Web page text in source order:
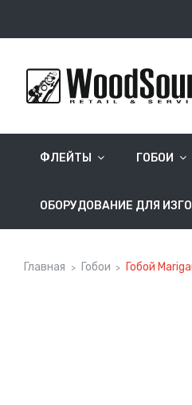
ФЛЕЙТЫ ГОБОИ
ОБОРУДОВАНИЕ ДЛЯ
Главная Гобои Гобой